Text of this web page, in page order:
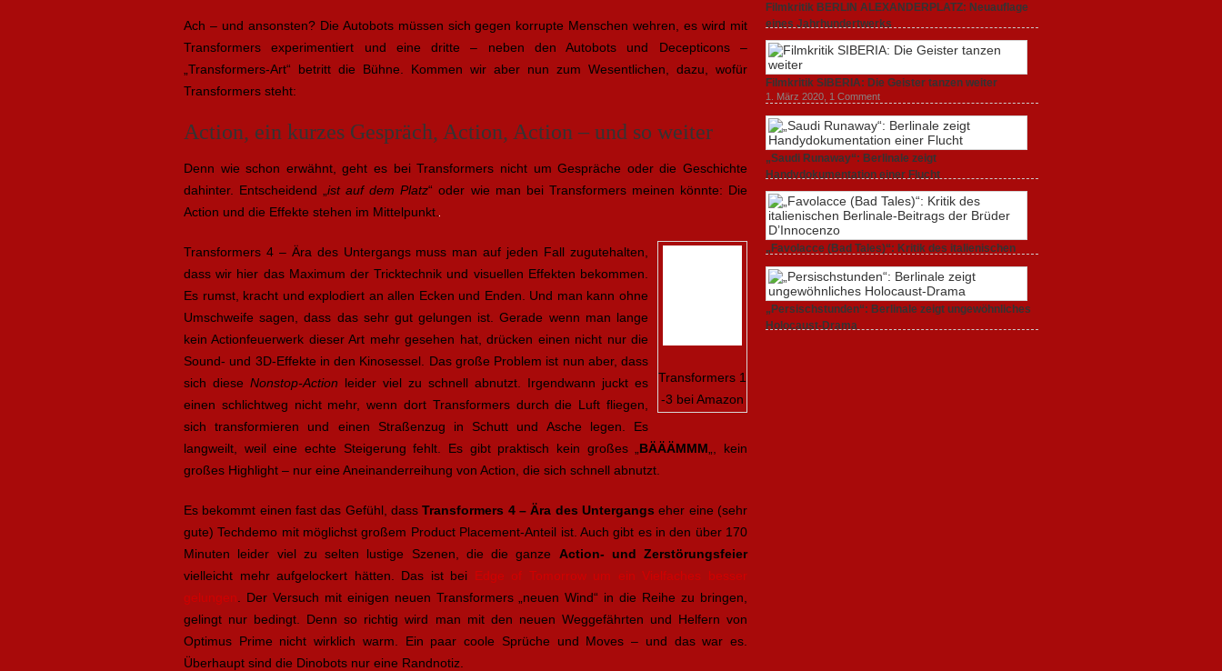
Ach – und ansonsten? Die Autobots müssen sich gegen korrupte Menschen wehren, es wird mit
Transformers experimentiert und eine dritte – neben den Autobots und Decepticons –
„Transformers-Art“ betritt die Bühne. Kommen wir aber nun zum Wesentlichen, dazu, wofür
Transformers steht:
Action, ein kurzes Gespräch, Action, Action – und so weiter
Denn wie schon erwähnt, geht es bei Transformers nicht um Gespräche oder die Geschichte
dahinter. Entscheidend „ist auf dem Platz“ oder wie man bei Transformers meinen könnte: Die
Action und die Effekte stehen im Mittelpunkt.
Transformers 1
-3 bei Amazon
Transformers 4 – Ära des Untergangs muss man auf jeden Fall zugutehalten,
dass wir hier das Maximum der Tricktechnik und visuellen Effekten bekommen.
Es rumst, kracht und explodiert an allen Ecken und Enden. Und man kann ohne
Umschweife sagen, dass das sehr gut gelungen ist. Gerade wenn man lange
kein Actionfeuerwerk dieser Art mehr gesehen hat, drücken einen nicht nur die
Sound- und 3D-Effekte in den Kinosessel. Das große Problem ist nun aber, dass
sich diese Nonstop-Action leider viel zu schnell abnutzt. Irgendwann juckt es
einen schlichtweg nicht mehr, wenn dort Transformers durch die Luft fliegen,
sich transformieren und einen Straßenzug in Schutt und Asche legen. Es
langweilt, weil eine echte Steigerung fehlt. Es gibt praktisch kein großes „ BÄÄÄMMM „, kein
großes Highlight – nur eine Aneinanderreihung von Action, die sich schnell abnutzt.
Es bekommt einen fast das Gefühl, dassTransformers 4 – Ära des Untergangs eher eine (sehr
gute) Techdemo mit möglichst großem Product Placement-Anteil ist. Auch gibt es in den über 170
Minuten leider viel zu selten lustige Szenen, die die ganze Action- und Zerstörungsfeier
vielleicht mehr aufgelockert hätten. Das ist bei Edge of Tomorrow um ein Vielfaches besser
gelungen . Der Versuch mit einigen neuen Transformers „neuen Wind“ in die Reihe zu bringen,
gelingt nur bedingt. Denn so richtig wird man mit den neuen Weggefährten und Helfern von
Optimus Prime nicht wirklich warm. Ein paar coole Sprüche und Moves – und das war es.
Überhaupt sind die Dinobots nur eine Randnotiz.
Filmkritik BERLIN ALEXANDERPLATZ: Neuauflage
eines Jahrhundertwerks
Filmkritik SIBERIA: Die Geister tanzen weiter
1. März 2020, 1 Comment
„Saudi Runaway“: Berlinale zeigt
Handydokumentation einer Flucht
„Favolacce (Bad Tales)“: Kritik des italienischen
Berlinale-Beitrags der Brüder D’Innocenzo
25. Februar 2020,2 Comments
„Persischstunden“: Berlinale zeigt ungewöhnliches
Holocaust-Drama